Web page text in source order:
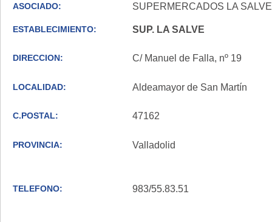
ASOCIADO: SUPERMERCADOS LA
ESTABLECIMIENTO: SUP. LA SALVE
DIRECCION: C/ Manuel de Falla, nº 19
LOCALIDAD: Aldeamayor de San Martín
C.POSTAL: 47162
PROVINCIA: Valladolid
TELEFONO: 983/55.83.51